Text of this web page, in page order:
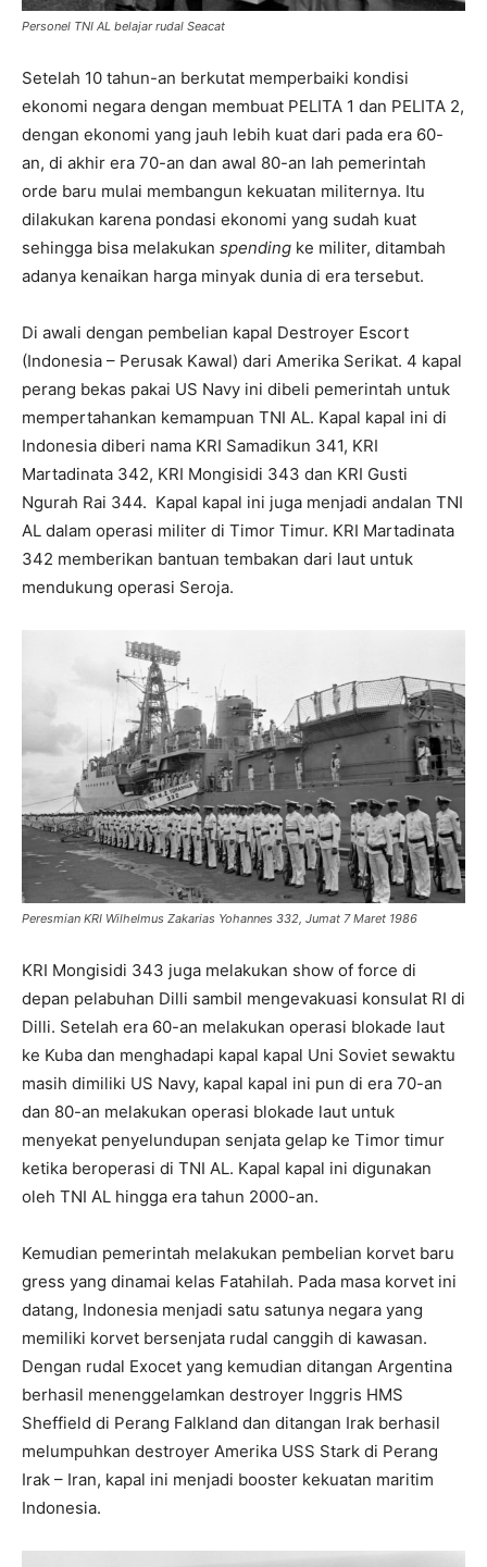
Personel TNI AL belajar rudal Seacat
Setelah 10 tahun-an berkutat memperbaiki kondisi
ekonomi negara dengan membuat PELITA 1 dan PELITA 2,
dengan ekonomi yang jauh lebih kuat dari pada era 60-
an, di akhir era 70-an dan awal 80-an lah pemerintah
orde baru mulai membangun kekuatan militernya. Itu
dilakukan karena pondasi ekonomi yang sudah kuat
sehingga bisa melakukan spending ke militer, ditambah
adanya kenaikan harga minyak dunia di era tersebut.
Di awali dengan pembelian kapal Destroyer Escort
(Indonesia – Perusak Kawal) dari Amerika Serikat. 4 kapal
perang bekas pakai US Navy ini dibeli pemerintah untuk
mempertahankan kemampuan TNI AL. Kapal kapal ini di
Indonesia diberi nama KRI Samadikun 341, KRI
Martadinata 342, KRI Mongisidi 343 dan KRI Gusti
Ngurah Rai 344. Kapal kapal ini juga menjadi andalan TNI
AL dalam operasi militer di Timor Timur. KRI Martadinata
342 memberikan bantuan tembakan dari laut untuk
mendukung operasi Seroja.
Peresmian KRI Wilhelmus Zakarias Yohannes 332, Jumat 7 Maret 1986
KRI Mongisidi 343 juga melakukan show of force di
depan pelabuhan Dilli sambil mengevakuasi konsulat RI di
Dilli. Setelah era 60-an melakukan operasi blokade laut
ke Kuba dan menghadapi kapal kapal Uni Soviet sewaktu
masih dimiliki US Navy, kapal kapal ini pun di era 70-an
dan 80-an melakukan operasi blokade laut untuk
menyekat penyelundupan senjata gelap ke Timor timur
ketika beroperasi di TNI AL. Kapal kapal ini digunakan
oleh TNI AL hingga era tahun 2000-an.
Kemudian pemerintah melakukan pembelian korvet baru
gress yang dinamai kelas Fatahilah. Pada masa korvet ini
datang, Indonesia menjadi satu satunya negara yang
memiliki korvet bersenjata rudal canggih di kawasan.
Dengan rudal Exocet yang kemudian ditangan Argentina
berhasil menenggelamkan destroyer Inggris HMS
Sheffield di Perang Falkland dan ditangan Irak berhasil
melumpuhkan destroyer Amerika USS Stark di Perang
Irak – Iran, kapal ini menjadi booster kekuatan maritim
Indonesia.